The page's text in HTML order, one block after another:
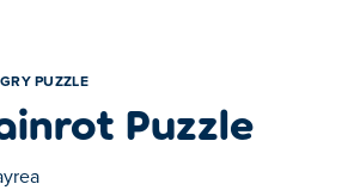
GRY PUZZLE
Puzzle